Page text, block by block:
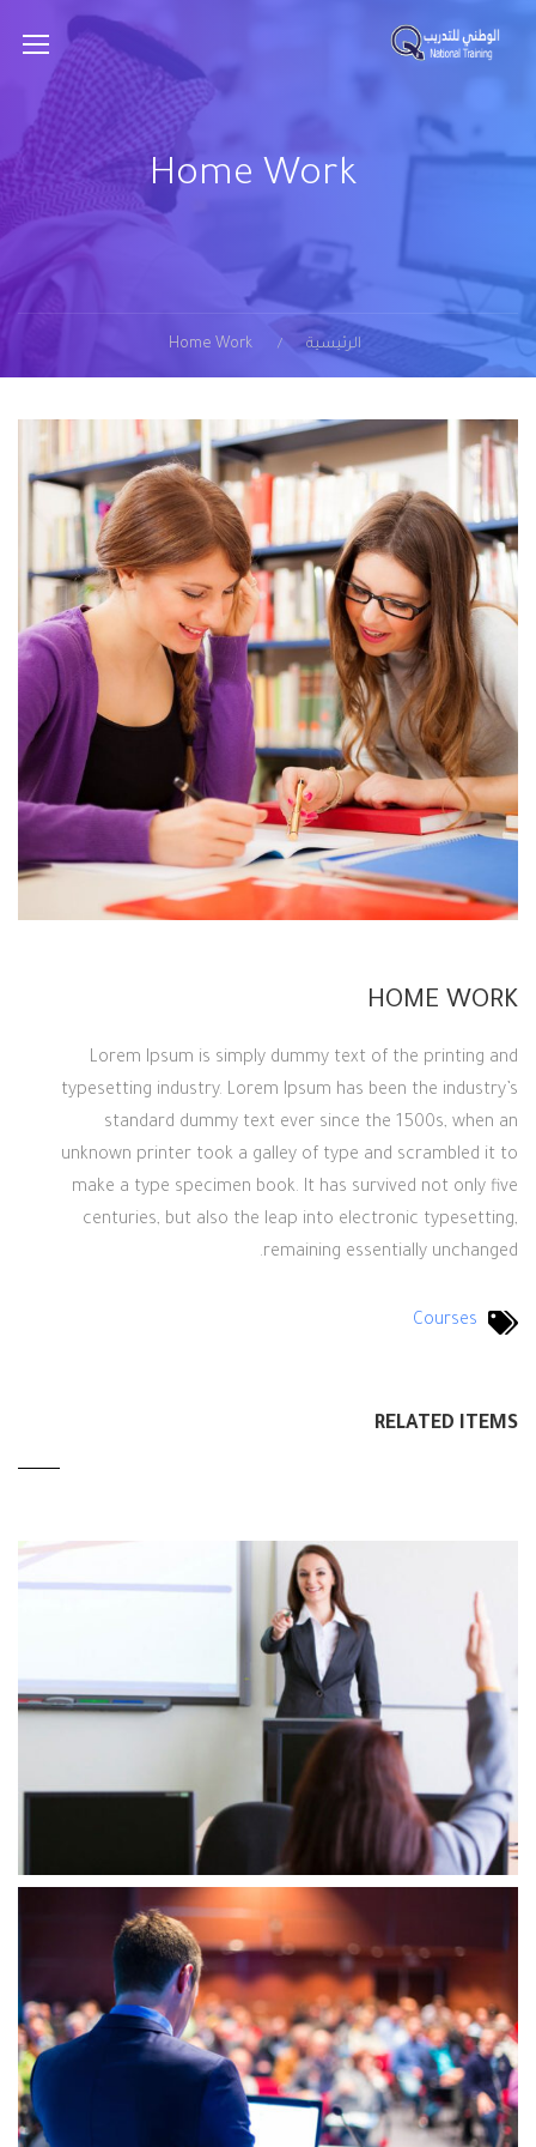
Home Work
الرئيسية Home Work
HOME WORK
Lorem Ipsum is simply dummy text of the printing and
typesetting industry. Lorem Ipsum has been the industry’s
standard dummy text ever since the 1500s, when an
unknown printer took a galley of type and scrambled it to
make a type specimen book. It has survived not only five
centuries, but also the leap into electronic typesetting,
remaining essentially unchanged.
Courses
RELATED ITEMS